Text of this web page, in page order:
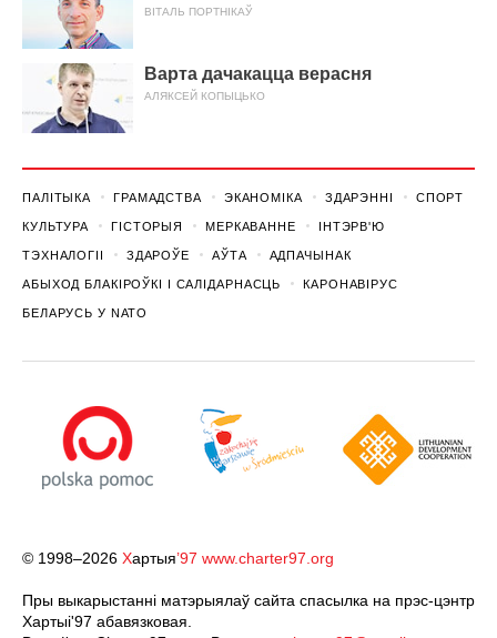
ВІТАЛЬ ПОРТНІКАЎ
Варта дачакацца верасня
АЛЯКСЕЙ КОПЫЦЬКО
ПАЛІТЫКА ГРАМАДСТВА ЭКАНОМІКА ЗДАРЭННI СПОРТ
КУЛЬТУРА ГІСТОРЫЯ МЕРКАВАННЕ ІНТЭРВ'Ю
ТЭХНАЛОГІІ ЗДАРОЎЕ АЎТА АДПАЧЫНАК
АБЫХОД БЛАКІРОЎКІ І САЛІДАРНАСЦЬ КАРОНАВІРУС
БЕЛАРУСЬ У NATO
© 1998–2026 Хартыя’97 www.charter97.org
Пры выкарыстанні матэрыялаў сайта спасылка на прэс-цэнтр
Хартыi'97 абавязковая.